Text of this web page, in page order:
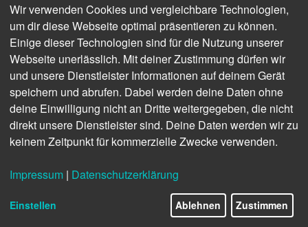
Mein Name istMichaela Paul
Als Produktmanagerin helfe ich Ihnen gerne persönlich
weiter
Anmeldung und Termine: 0800 8888 020
Fragen zu Inhalten: +49 521 786 236
Arbeitssicherheit -Seminare im Überblick
Wir verwenden Cookies und vergleichbare Technologien,
um dir diese Webseite optimal präsentieren zu können.
Einige dieser Technologien sind für die Nutzung unserer
Webseite unerlässlich. Mit deiner Zustimmung dürfen wir
und unsere Dienstleister Informationen auf deinem Gerät
speichern und abrufen. Dabei werden deine Daten ohne
deine Einwilligung nicht an Dritte weitergegeben, die nicht
direkt unsere Dienstleister sind. Deine Daten werden wir zu
keinem Zeitpunkt für kommerzielle Zwecke verwenden.
Impressum | Datenschutzerklärung
Einstellen Ablehnen Zustimmen